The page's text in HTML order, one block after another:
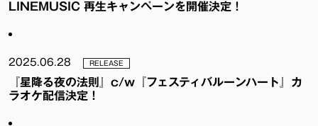
LINEMUSIC 再生キャンペーンを開催決定！
2025.06.28 RELEASE
『星降る夜の法則』c/w『フェスティバルーンハート』カ
ラオケ配信決定！